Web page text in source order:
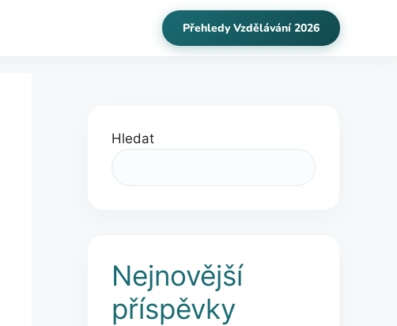
Přehledy Vzdělávání 2026
Hledat
Nejnovější
příspěvky